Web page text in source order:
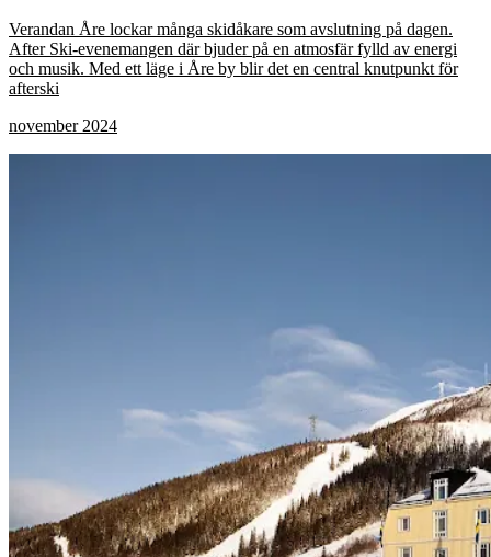
Verandan Åre lockar många skidåkare som avslutning på dagen.
After Ski-evenemangen där bjuder på en atmosfär fylld av energi
och musik. Med ett läge i Åre by blir det en central knutpunkt för
afterski
november 2024